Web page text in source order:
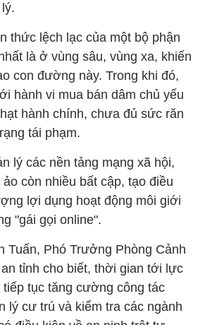
thức lệch lạc của một bộ phận
là ở vùng sâu, vùng xa, khiến
con đường này. Trong khi đó,
hành vi mua bán dâm chủ yếu
hành chính, chưa đủ sức răn
tái phạm.
lý các nền tảng mạng xã hội,
còn nhiều bất cập, tạo điều
lợi dụng hoạt động môi giới
"gái gọi online".
Tuấn, Phó Trưởng Phòng Cảnh
tỉnh cho biết, thời gian tới lực
tiếp tục tăng cường công tác
lý cư trú và kiểm tra các ngành